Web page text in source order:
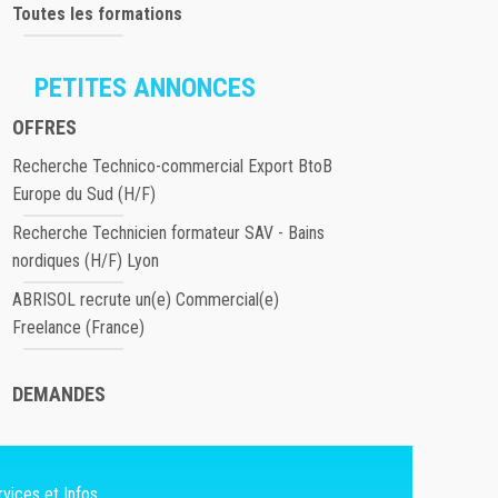
Toutes les formations
PETITES ANNONCES
OFFRES
Recherche Technico-commercial Export BtoB
Europe du Sud (H/F)
Recherche Technicien formateur SAV - Bains
nordiques (H/F) Lyon
ABRISOL recrute un(e) Commercial(e)
Freelance (France)
DEMANDES